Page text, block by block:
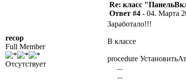
recop
Full Member
Отсутствует
Re: класс
Ответ #4 - 04. Марта
Заработало!!!
В классе
procedure
...
...